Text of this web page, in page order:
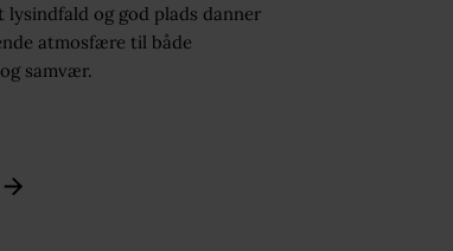
og god plads danner
atmosfære til både
samvær.